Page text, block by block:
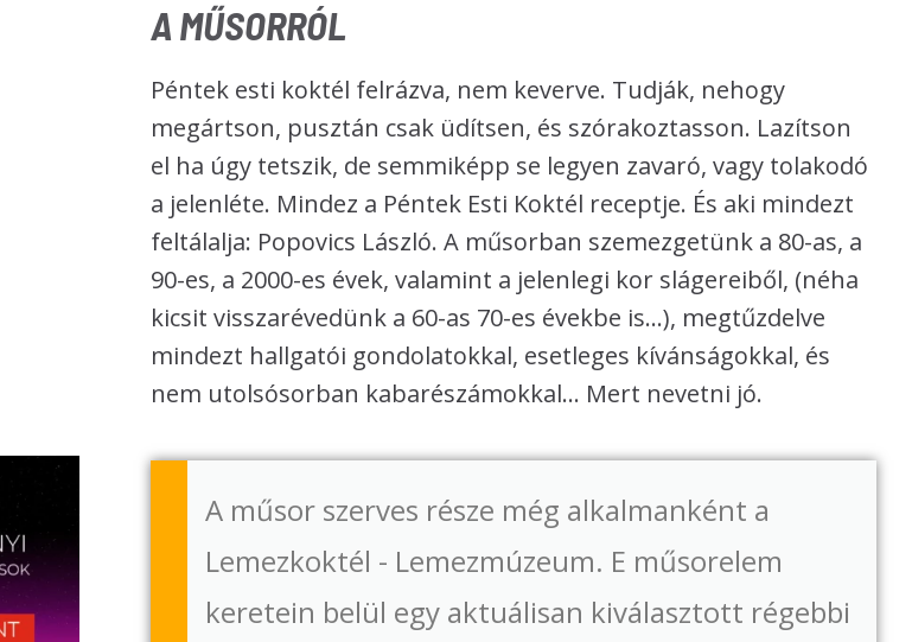
A MŰSORRÓL
Péntek esti koktél felrázva, nem keverve. Tudják, nehogy
megártson, pusztán csak üdítsen, és szórakoztasson. Lazítson
el ha úgy tetszik, de semmiképp se legyen zavaró, vagy tolakodó
a jelenléte. Mindez a Péntek Esti Koktél receptje. És aki mindezt
feltálalja: Popovics László. A műsorban szemezgetünk a 80-as, a
90-es, a 2000-es évek, valamint a jelenlegi kor slágereiből, (néha
kicsit visszarévedünk a 60-as 70-es évekbe is…), megtűzdelve
mindezt hallgatói gondolatokkal, esetleges kívánságokkal, és
nem utolsósorban kabarészámokkal… Mert nevetni jó.
A műsor szerves része még alkalmanként a
Lemezkoktél - Lemezmúzeum. E műsorelem
keretein belül egy aktuálisan kiválasztott régebbi